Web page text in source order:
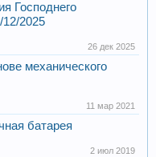
Господнего
2025
26 дек 2025
механического
11 мар 2021
батарея
2 июл 2019